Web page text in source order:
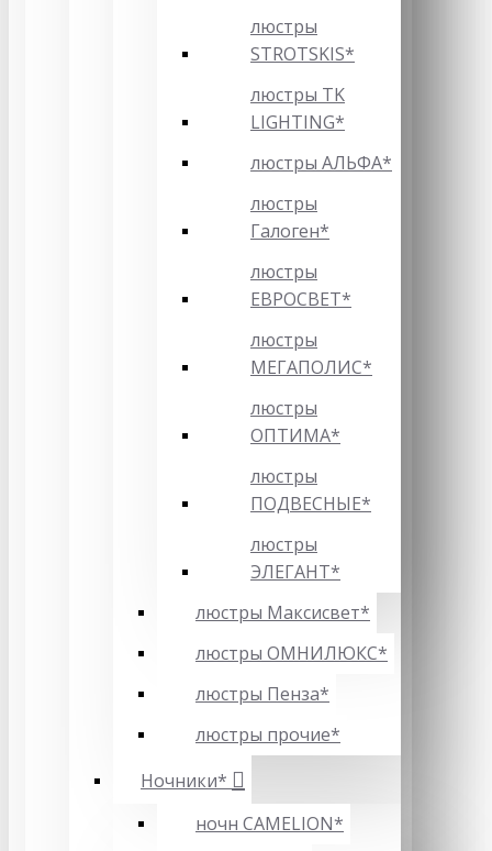
люстры
STROTSKIS*
люстры TK
LIGHTING*
люстры АЛЬФА*
люстры
Галоген*
люстры
ЕВРОСВЕТ*
люстры
МЕГАПОЛИС*
люстры
ОПТИМА*
люстры
ПОДВЕСНЫЕ*
люстры
ЭЛЕГАНТ*
люстры Максисвет*
люстры ОМНИЛЮКС*
люстры Пенза*
люстры прочие*
Ночники*
ночн CAMELION*